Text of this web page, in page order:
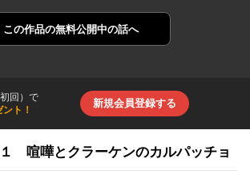
この作品の無料公開中の話へ
回）で
ト！
新規会員登録する
喧嘩とクラーケンのカルパッチョ